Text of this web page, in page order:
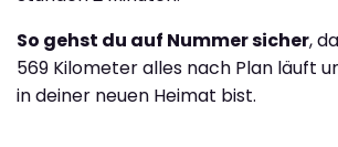
So gehst du auf Nummer sicher,
569 Kilometer alles nach Plan läuft
in deiner neuen Heimat bist.